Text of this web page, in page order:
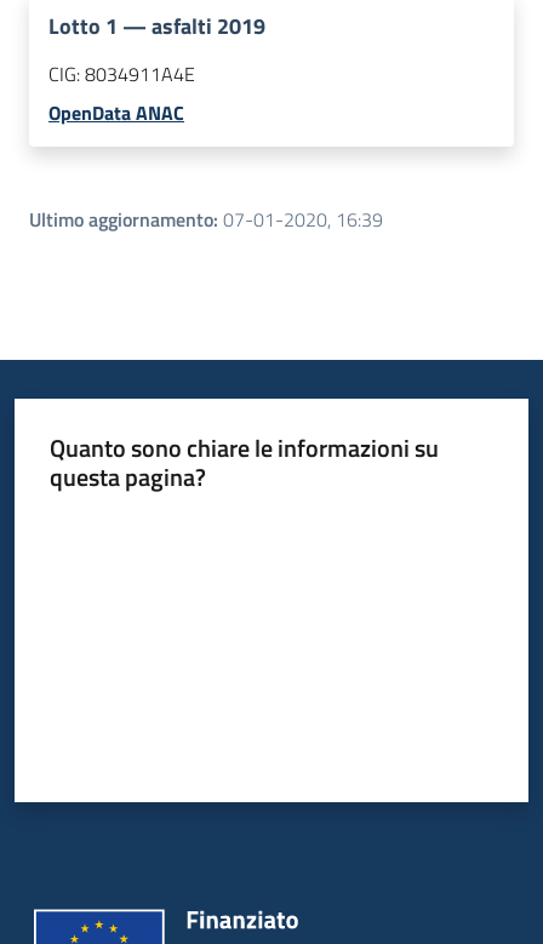
Lotto 1 —asfalti 2019
CIG:8034911A4E
OpenData ANAC
Ultimo aggiornamento: 07-01-2020, 16:39
Quanto sono chiare le informazioni su
questa pagina?